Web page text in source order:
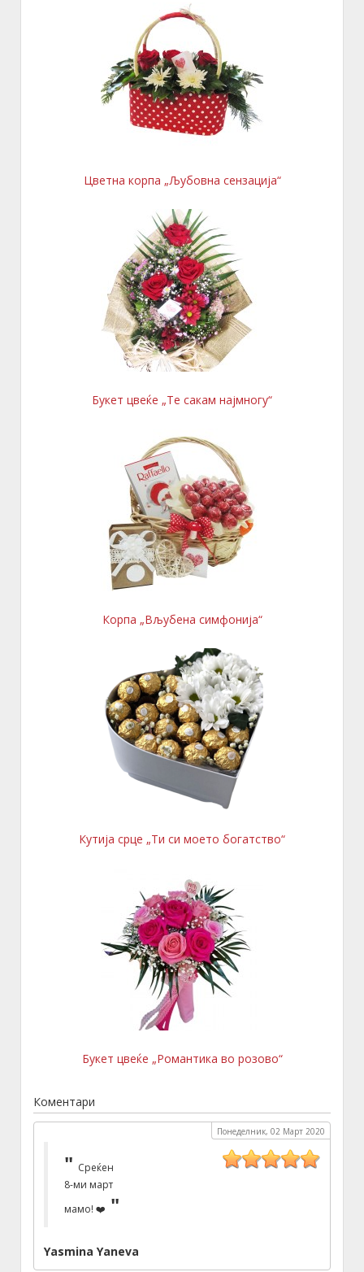
Цветна корпа „Љубовна сензација“
Букет цвеќе „Те сакам најмногу“
Корпа „Вљубена симфонија“
Кутија срце „Ти си моето богатство“
Букет цвеќе „Романтика во розово“
Коментари
Понеделник, 02 Март 2020
Среќен
8-ми март
мамо! ❤️
Yasmina Yaneva